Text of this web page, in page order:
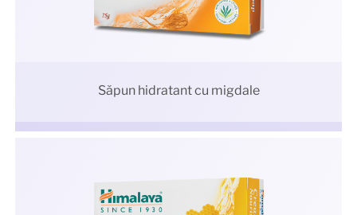
Săpun hidratant cu migdale